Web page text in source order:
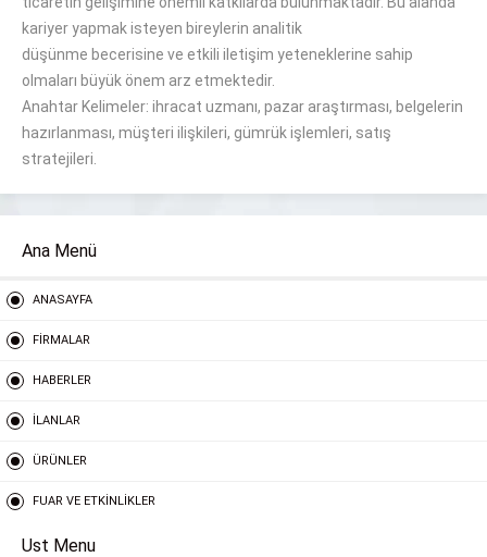
kariyer yapmak isteyen bireylerin analitik
düşünme becerisine ve etkili iletişim yeteneklerine sahip
olmaları büyük önem arz etmektedir.
Anahtar Kelimeler: ihracat uzmanı, pazar araştırması, belgelerin
hazırlanması, müşteri ilişkileri, gümrük işlemleri, satış
stratejileri
Ana Menü
ANASAYFA
FİRMALAR
HABERLER
İLANLAR
ÜRÜNLER
FUAR VE ETKİNLİKLER
Ust Menu